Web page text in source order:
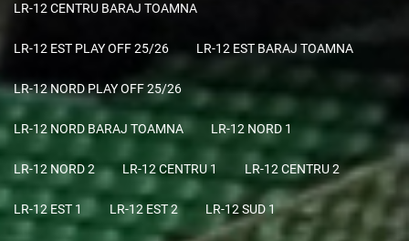
LR-12 CENTRU BARAJ TOAMNA
LR-12 EST PLAY OFF 25/26 LR-12 EST BARAJ TOAMNA
LR-12 NORD PLAY OFF 25/26
LR-12 NORD BARAJ TOAMNA LR-12 NORD 1
LR-12 NORD 2 LR-12 CENTRU 1 LR-12 CENTRU 2
LR-12 EST 1 LR-12 EST 2 LR-12 SUD 1